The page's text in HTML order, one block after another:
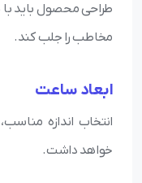
طراحی محصول باید با
مخاطب را جلب کند.
ابعاد ساعت
انتخاب اندازه
خواهد داشت.